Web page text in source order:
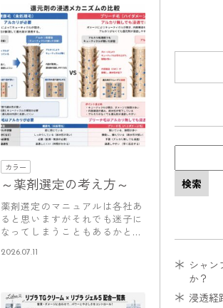
カラー
～薬剤選定の考え方～
薬剤選定のマニュアルは各社あ
ると思いますがそれでも迷子に
なってしまうこともあるかと思
2026.07.11
シャン
か？
浸透経